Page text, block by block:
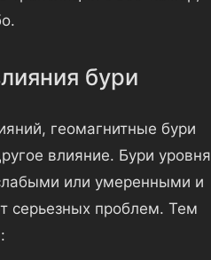
бури
геомагнитные бури
влияние. Бури уровня
или умеренными и
серьезных проблем. Тем